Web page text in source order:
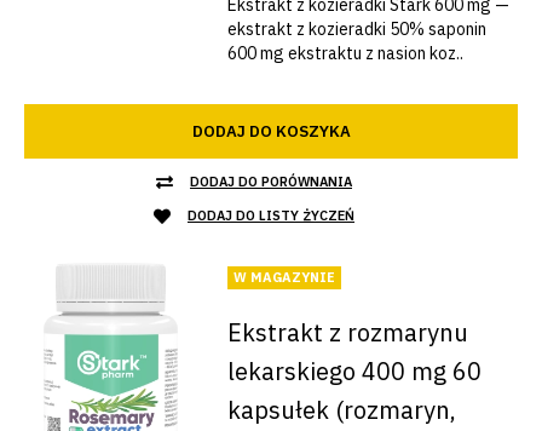
Ekstrakt z kozieradki Stark 600 mg —
ekstrakt z kozieradki 50% saponin
600 mg ekstraktu z nasion koz..
DODAJ DO KOSZYKA
DODAJ DO PORÓWNANIA
DODAJ DO LISTY ŻYCZEŃ
W MAGAZYNIE
Ekstrakt z rozmarynu
lekarskiego 400 mg 60
kapsułek (rozmaryn,